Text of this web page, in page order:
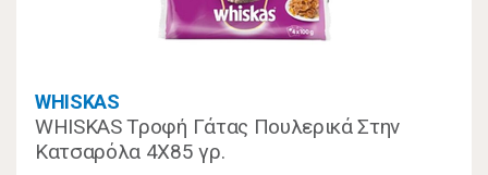
WHISKAS
WHISKAS Τροφή Γάτας Πουλερικά Στην
Κατσαρόλα 4Χ85 γρ.